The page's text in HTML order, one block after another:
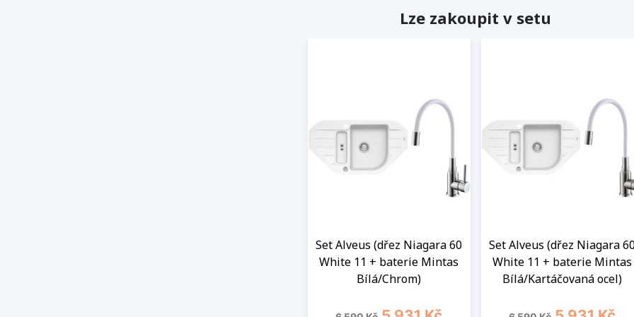
Lze zakoupit v setu
Set Alveus (dřez Niagara 60
White 11 + baterie Mintas
Bílá/Chrom)
Běžná cenaCena
Set Alveus (dřez Niagara
White 11 + baterie Mintas
Bílá/Kartáčovaná ocel)
Běžná cenaCena